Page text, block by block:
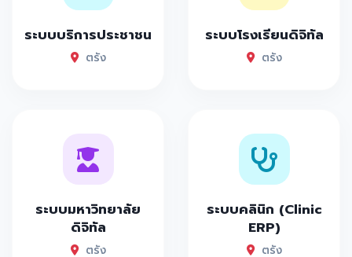
ระบบบริการประชาชน
ตรัง
ระบบโรงเรียนดิจิทัล
ตรัง
ระบบมหาวิทยาลัย
ดิจิทัล
ตรัง
ระบบคลินิก (Clinic
ERP)
ตรัง